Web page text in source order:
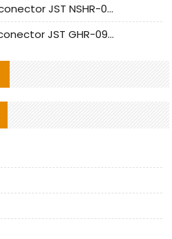
Conector JST - Fornece conector JST NSHR-02V-S original | substituto
Conector JST - fornece conector JST GHR-09V-S autêntico | substituto